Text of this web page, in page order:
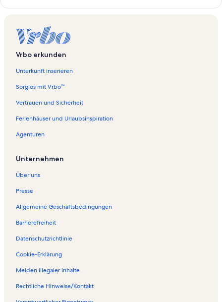
d
e
d
e
f
l
e
d
S
e
i
e
f
n
e
:
e
i
e
Vrbo erkunden
Unterkunft inserieren
Sorglos mit Vrbo™
Vertrauen und Sicherheit
Ferienhäuser und Urlaubsinspiration
Agenturen
Unternehmen
Über uns
Presse
Allgemeine Geschäftsbedingungen
Barrierefreiheit
Datenschutzrichtlinie
Cookie-Erklärung
Melden illegaler Inhalte
Rechtliche Hinweise/Kontakt